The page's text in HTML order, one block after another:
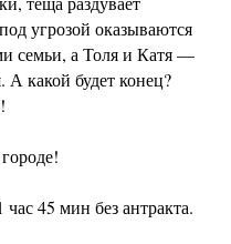
угрозой оказываются
семьи, а Толя и Катя —
А какой будет конец?
45 мин без антракта.